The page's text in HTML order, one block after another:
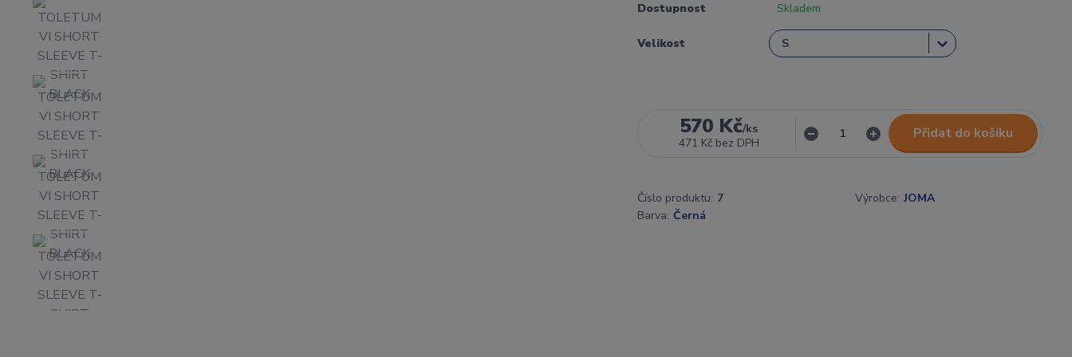
Dostupnost Skladem
Velikost
570 Kč/ks
471 Kč bez DPH
Přidat do košíku
Číslo produktu: 7 Výrobce: JOMA
Barva: Černá